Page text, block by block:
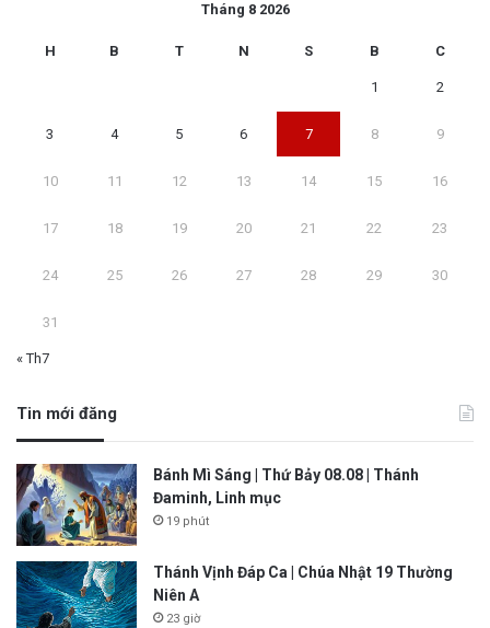
Tháng 8 2026
H B T N S B C
1 2
3 4 5 6 7 8 9
10 11 12 13 14 15 16
17 18 19 20 21 22 23
24 25 26 27 28 29 30
31
« Th7
Tin mới đăng
Bánh Mì Sáng | Thứ Bảy 08.08 | Thánh
Đaminh, Linh mục
19 phút
Thánh Vịnh Đáp Ca | Chúa Nhật 19 Thường
Niên A
23 giờ